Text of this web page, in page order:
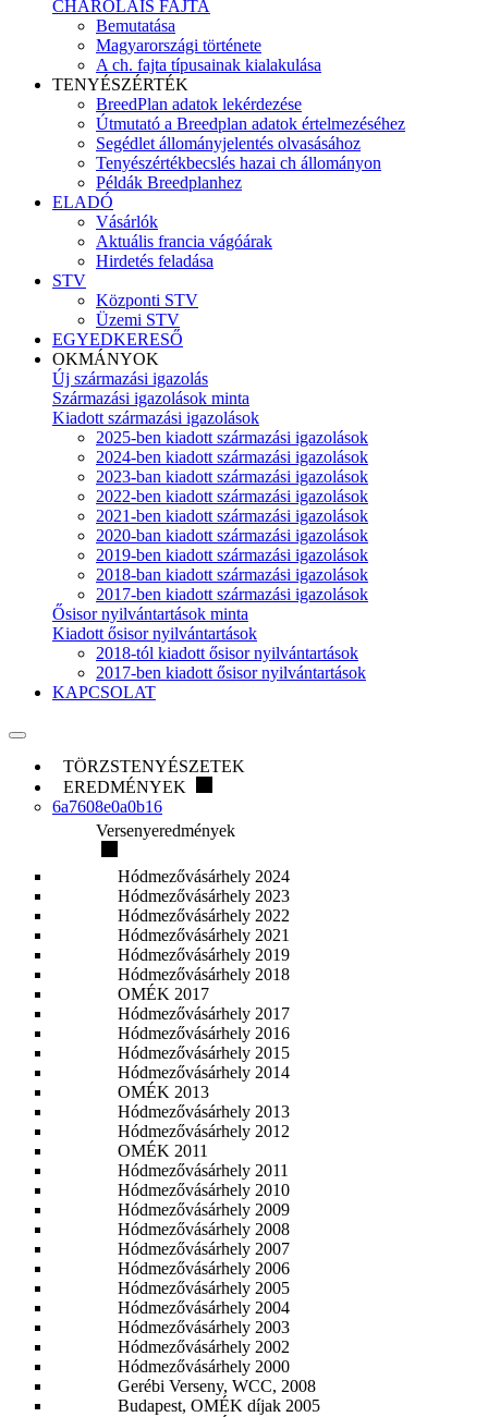
CHAROLAIS FAJTA
Bemutatása
Magyarországi története
A ch. fajta típusainak kialakulása
TENYÉSZÉRTÉK
BreedPlan adatok lekérdezése
Útmutató a Breedplan adatok értelmezéséhez
Segédlet állományjelentés olvasásához
Tenyészértékbecslés hazai ch állományon
Példák Breedplanhez
ELADÓ
Vásárlók
Aktuális francia vágóárak
Hirdetés feladása
STV
Központi STV
Üzemi STV
EGYEDKERESŐ
OKMÁNYOK
Új származási igazolás
Származási igazolások minta
Kiadott származási igazolások
2025-ben kiadott származási igazolások
2024-ben kiadott származási igazolások
2023-ban kiadott származási igazolások
2022-ben kiadott származási igazolások
2021-ben kiadott származási igazolások
2020-ban kiadott származási igazolások
2019-ben kiadott származási igazolások
2018-ban kiadott származási igazolások
2017-ben kiadott származási igazolások
Ősisor nyilvántartások minta
Kiadott ősisor nyilvántartások
2018-tól kiadott ősisor nyilvántartások
2017-ben kiadott ősisor nyilvántartások
KAPCSOLAT
TÖRZSTENYÉSZETEK
EREDMÉNYEK
6a7608e0a0b16
Versenyeredmények
Hódmezővásárhely 2024
Hódmezővásárhely 2023
Hódmezővásárhely 2022
Hódmezővásárhely 2021
Hódmezővásárhely 2019
Hódmezővásárhely 2018
OMÉK 2017
Hódmezővásárhely 2017
Hódmezővásárhely 2016
Hódmezővásárhely 2015
Hódmezővásárhely 2014
OMÉK 2013
Hódmezővásárhely 2013
Hódmezővásárhely 2012
OMÉK 2011
Hódmezővásárhely 2011
Hódmezővásárhely 2010
Hódmezővásárhely 2009
Hódmezővásárhely 2008
Hódmezővásárhely 2007
Hódmezővásárhely 2006
Hódmezővásárhely 2005
Hódmezővásárhely 2004
Hódmezővásárhely 2003
Hódmezővásárhely 2002
Hódmezővásárhely 2000
Gerébi Verseny, WCC, 2008
Budapest, OMÉK díjak 2005